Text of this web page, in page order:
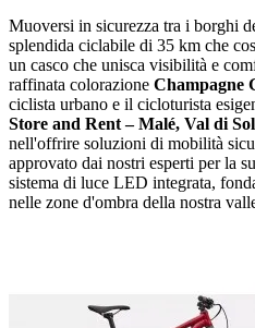
Muoversi in sicurezza tra i borghi
splendida ciclabile di 35 km che
un casco che unisca visibilità e
raffinata colorazione Champagne
ciclista urbano e il cicloturista
Store and Rent – Malé, Val di
nell'offrire soluzioni di mobilità
approvato dai nostri esperti per la
sistema di luce LED integrata,
nelle zone d'ombra della nostra